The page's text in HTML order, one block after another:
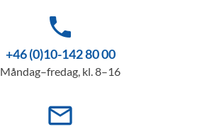
phone
+46 (0)10-142 80 00
Måndag–fredag, kl. 8–16
mail_outline